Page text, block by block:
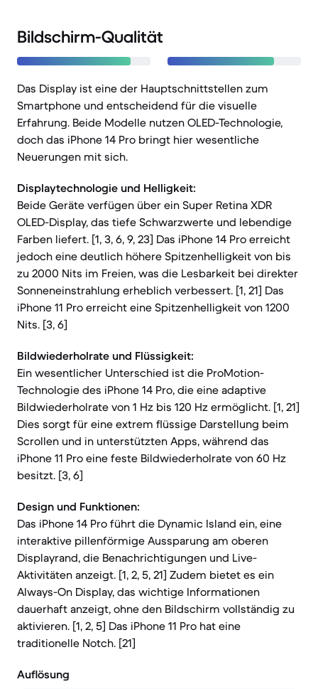
Bildschirm-Qualität
Das Display ist eine der Hauptschnittstellen zum
Smartphone und entscheidend für die visuelle
Erfahrung. Beide Modelle nutzen OLED-Technologie,
doch das iPhone 14 Pro bringt hier wesentliche
Neuerungen mit sich.
Displaytechnologie und Helligkeit:
Beide Geräte verfügen über ein Super Retina XDR
OLED-Display, das tiefe Schwarzwerte und lebendige
Farben liefert. [1, 3, 6, 9, 23] Das iPhone 14 Pro erreicht
jedoch eine deutlich höhere Spitzenhelligkeit von bis
zu 2000 Nits im Freien, was die Lesbarkeit bei direkter
Sonneneinstrahlung erheblich verbessert. [1, 21] Das
iPhone 11 Pro erreicht eine Spitzenhelligkeit von 1200
Nits. [3, 6]
Bildwiederholrate und Flüssigkeit:
Ein wesentlicher Unterschied ist die ProMotion-
Technologie des iPhone 14 Pro, die eine adaptive
Bildwiederholrate von 1 Hz bis 120 Hz ermöglicht. [1, 21]
Dies sorgt für eine extrem flüssige Darstellung beim
Scrollen und in unterstützten Apps, während das
iPhone 11 Pro eine feste Bildwiederholrate von 60 Hz
besitzt. [3, 6]
Design und Funktionen:
Das iPhone 14 Pro führt die Dynamic Island ein, eine
interaktive pillenförmige Aussparung am oberen
Displayrand, die Benachrichtigungen und Live-
Aktivitäten anzeigt. [1, 2, 5, 21] Zudem bietet es ein
Always-On Display, das wichtige Informationen
dauerhaft anzeigt, ohne den Bildschirm vollständig zu
aktivieren. [1, 2, 5] Das iPhone 11 Pro hat eine
traditionelle Notch. [21]
Auflösung